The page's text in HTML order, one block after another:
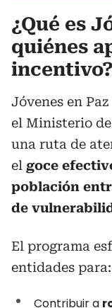
¿Qué es
quiénes
incentivo?
Jóvenes en
el Ministerio
una ruta de
el goce
población
de
El programa
entidades para:
Contribuir a